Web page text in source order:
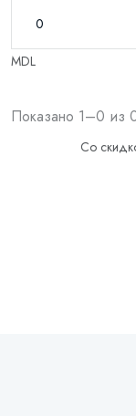
MDL
Показано 1–0 из 0
Со